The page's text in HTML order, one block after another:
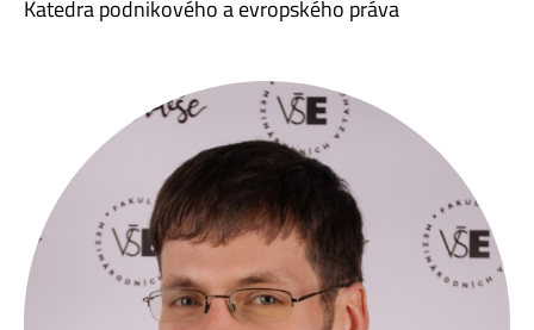
Katedra podnikového a evropského práva